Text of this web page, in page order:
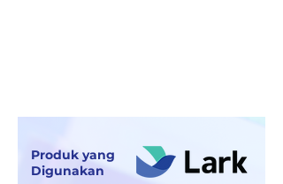
Produk yang
Digunakan